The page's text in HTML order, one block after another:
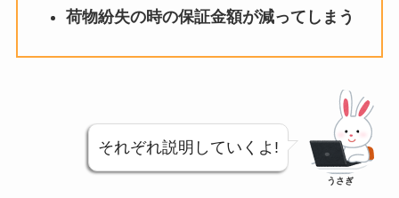
荷物紛失の時の保証金額が減ってしまう
それぞれ説明していくよ!
うさぎ